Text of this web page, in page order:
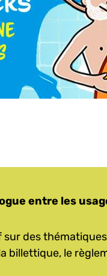
entre les
des
billettique, le